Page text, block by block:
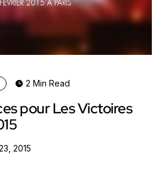
2 Min Read
pour Les Victoires
2015